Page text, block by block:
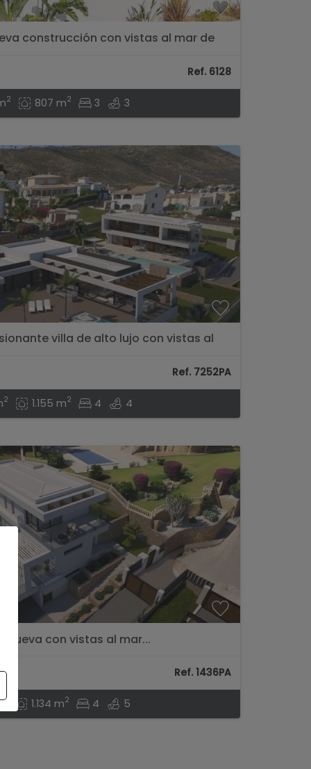
construcción con vistas al mar de
Ref. 6128
2 807 m2 3 3
villa de alto lujo con vistas al
Ref. 7252PA
2 1.155 m2 4 4
nueva con vistas al mar...
Ref. 1436PA
2 1.134 m2 4 5